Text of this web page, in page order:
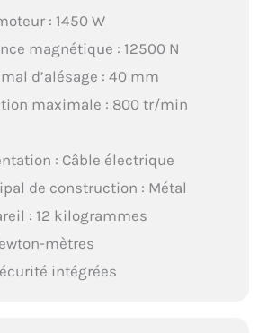
: 1450 W
magnétique : 12500 N
d’alésage : 40 mm
maximale : 800 tr/min
: Câble électrique
de construction : Métal
: 12 kilogrammes
mètres
intégrées